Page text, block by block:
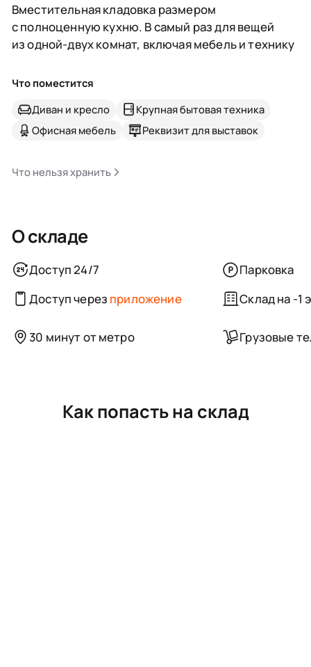
Вместительная кладовка размером
с полноценную кухню. В самый раз для вещей
из одной-двух комнат, включая мебель и технику
Что поместится
Диван и кресло
Крупная бытовая техника
Офисная мебель
Реквизит для выставок
Что нельзя хранить
О складе
Доступ 24/7
Парковка
Доступ через приложение Склад на -1
30 минут от метро Грузовые
Как попасть на склад